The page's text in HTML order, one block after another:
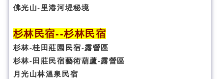
佛光山-里港河堤秘境
杉林民宿--杉林民宿
杉林-桂田莊園民宿-露營區
杉林-田莊民宿藝術葫蘆-露營區
月光山林溫泉民宿